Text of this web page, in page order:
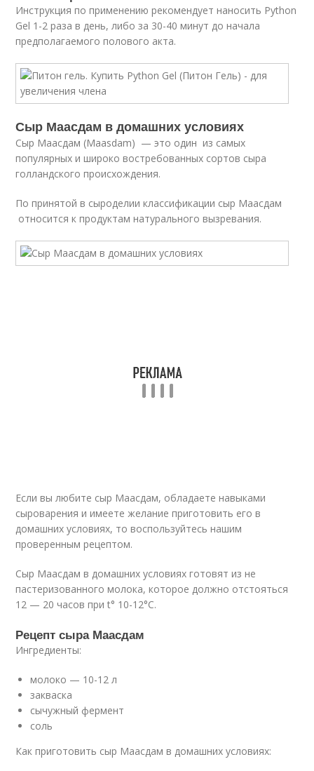
Инструкция по применению рекомендует наносить Python
Gel 1-2 раза в день, либо за 30-40 минут до начала
предполагаемого полового акта.
Сыр Маасдам в домашних условиях
Сыр Маасдам (Maasdam) — это один из самых
популярных и широко востребованных сортов сыра
голландского происхождения.
По принятой в сыроделии классификации сыр Маасдам
относится к продуктам натурального вызревания.
Если вы любите сыр Маасдам, обладаете навыками
сыроварения и имеете желание приготовить его в
домашних условиях, то воспользуйтесь нашим
проверенным рецептом.
Сыр Маасдам в домашних условиях готовят из не
пастеризованного молока, которое должно отстояться
12 — 20 часов при t° 10-12°C.
Рецепт сыра Маасдам
Ингредиенты:
молоко — 10-12 л
закваска
сычужный фермент
соль
Как приготовить сыр Маасдам в домашних условиях: